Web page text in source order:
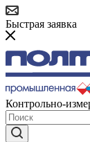
Быстрая заявка
Контрольно-